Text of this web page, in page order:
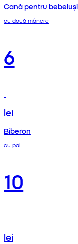
Cană pentru bebeluși
cu două mânere
6
lei
Biberon
cu pai
10
lei